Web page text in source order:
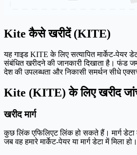
Kite कैसे खरीदें (KITE)
यह गाइड KITE के लिए सत्यापित मार्केट-पेयर
संबंधित खरीदने की जानकारी दिखाता है। फंड
देश की उपलब्धता और निकासी समर्थन सीधे
Kite (KITE) के लिए खरीद
खरीद मार्ग
कुछ लिंक एफिलिएट लिंक हो सकते हैं। मार्ग डेटा
जब वह हमारे मार्केट-पेयर या मार्ग डेटा में मिला हो।